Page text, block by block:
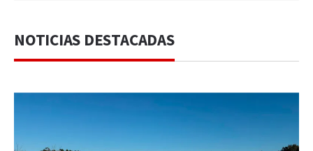
NOTICIAS DESTACADAS